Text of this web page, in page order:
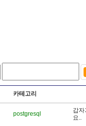
카테고리
postgresql 갑자
요..